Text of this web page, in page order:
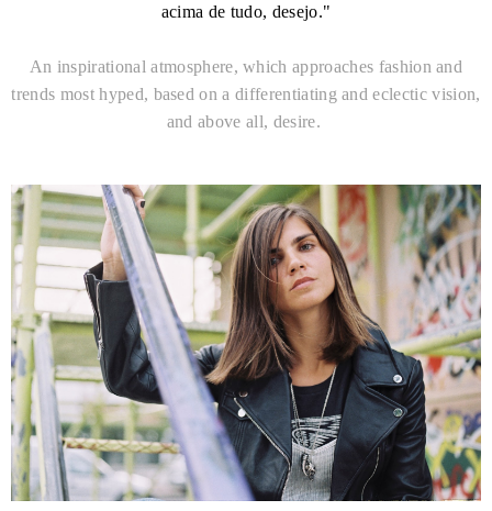
acima de tudo, desejo."
An inspirational atmosphere, which approaches fashion and
trends most hyped, based on a differentiating and eclectic vision,
and above all, desire.